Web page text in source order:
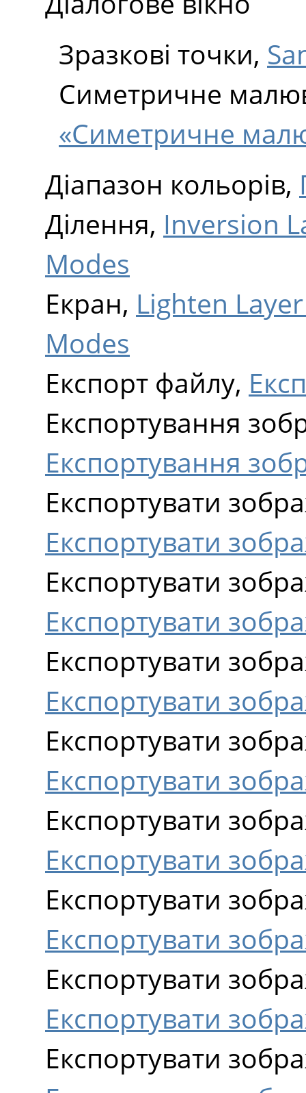
Зразкові точки,
Симетричне
«Симетричне
Діапазон кольорів,
Ділення, Inversion
Modes
Екран, Lighten
Modes
Експорт файлу,
Експортування
Експортування
Експортувати
Експортувати
Експортувати
Експортувати
Експортувати
Експортувати
Експортувати
Експортувати
Експортувати
Експортувати
Експортувати
Експортувати
Експортувати
Експортувати
Експортувати